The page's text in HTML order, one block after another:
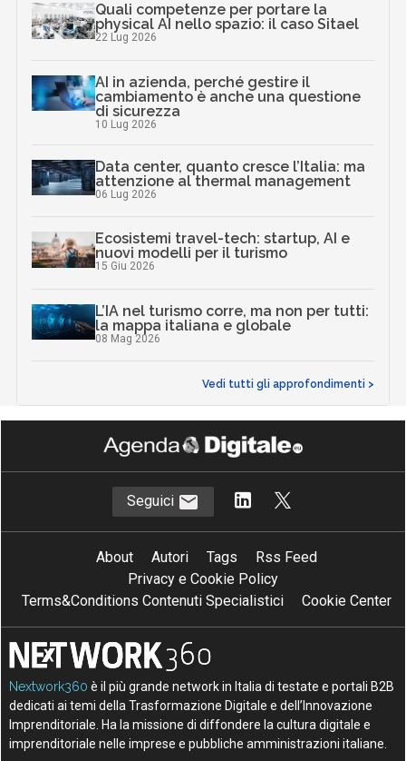
Quali competenze per portare la
physical AI nello spazio: il caso Sitael
22 Lug 2026
AI in azienda, perché gestire il
cambiamento è anche una questione
di sicurezza
10 Lug 2026
Data center, quanto cresce l’Italia: ma
attenzione al thermal management
06 Lug 2026
Ecosistemi travel-tech: startup, AI e
nuovi modelli per il turismo
15 Giu 2026
L’IA nel turismo corre, ma non per tutti:
la mappa italiana e globale
08 Mag 2026
Vedi tutti gli approfondimenti >
Seguici
About Autori Tags
Rss Feed
Privacy e Cookie Policy
Terms&Conditions Contenuti Specialistici
Cookie Center
Nextwork360 è il più grande network in Italia di testate e portali B2B
dedicati ai temi della Trasformazione Digitale e dell’Innovazione
Imprenditoriale. Ha la missione di diffondere la cultura digitale e
imprenditoriale nelle imprese e pubbliche amministrazioni italiane.